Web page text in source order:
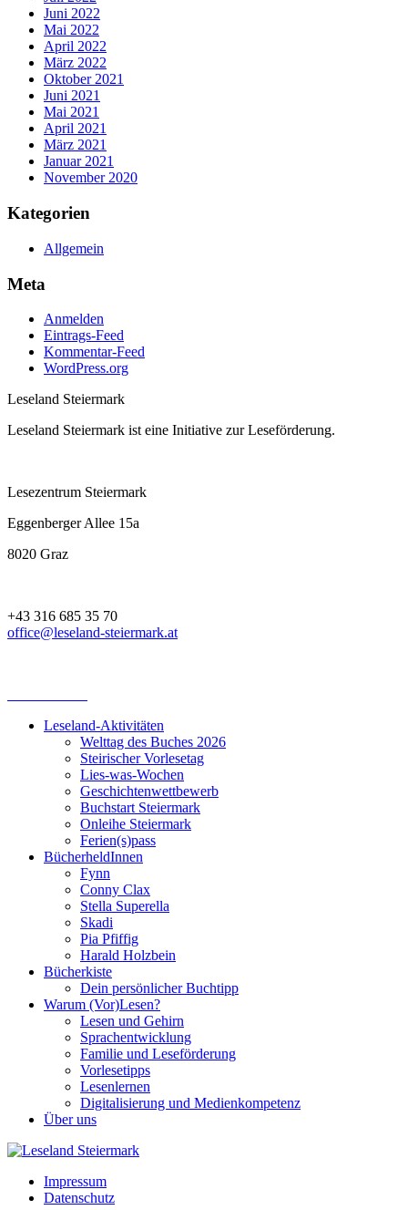
Juni 2022
Mai 2022
April 2022
März 2022
Oktober 2021
Juni 2021
Mai 2021
April 2021
März 2021
Januar 2021
November 2020
Kategorien
Allgemein
Meta
Anmelden
Eintrags-Feed
Kommentar-Feed
WordPress.org
Leseland Steiermark
Leseland Steiermark ist eine Initiative zur Leseförderung.
Lesezentrum Steiermark
Eggenberger Allee 15a
8020 Graz
+43 316 685 35 70
office@leseland-steiermark.at
Leseland-Aktivitäten
Welttag des Buches 2026
Steirischer Vorlesetag
Lies-was-Wochen
Geschichtenwettbewerb
Buchstart Steiermark
Onleihe Steiermark
Ferien(s)pass
BücherheldInnen
Fynn
Conny Clax
Stella Superella
Skadi
Pia Pfiffig
Harald Holzbein
Bücherkiste
Dein persönlicher Buchtipp
Warum (Vor)Lesen?
Lesen und Gehirn
Sprachentwicklung
Familie und Leseförderung
Vorlesetipps
Lesenlernen
Digitalisierung und Medienkompetenz
Über uns
Impressum
Datenschutz